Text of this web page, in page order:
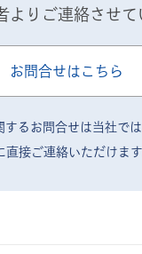
よりご連絡させて
お問合せはこちら
るお問合せは当社で
直接ご連絡いただけま